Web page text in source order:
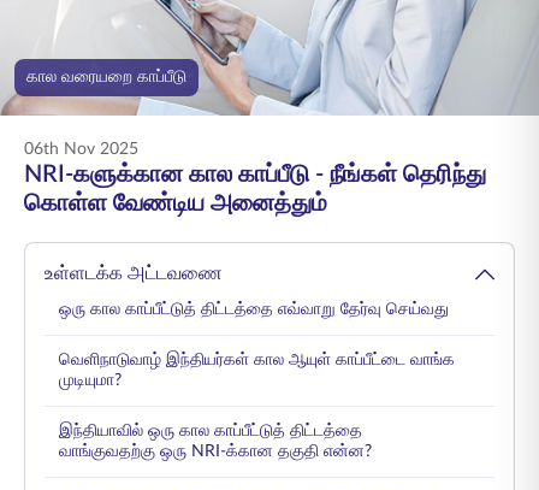
ENGLISH
ஆன்லைனில் வாங்குங்கள் பிரீமியம் செலுத்துங்கள்
கால வரையறை காப்பீடு
06th Nov 2025
NRI-களுக்கான கால காப்பீடு - நீங்கள் தெரிந்து
கொள்ள வேண்டிய அனைத்தும்
உள்ளடக்க அட்டவணை
ஒரு கால காப்பீட்டுத் திட்டத்தை எவ்வாறு தேர்வு செய்வது
வெளிநாடுவாழ் இந்தியர்கள் கால ஆயுள் காப்பீட்டை வாங்க
முடியுமா?
இந்தியாவில் ஒரு கால காப்பீட்டுத் திட்டத்தை
வாங்குவதற்கு ஒரு NRI-க்கான தகுதி என்ன?